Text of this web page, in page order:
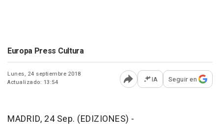
Europa Press Cultura
Lunes, 24 septiembre 2018
Actualizado: 13:54
Abrir opciones para
IA Seguir en
MADRID, 24 Sep. (EDIZIONES) -